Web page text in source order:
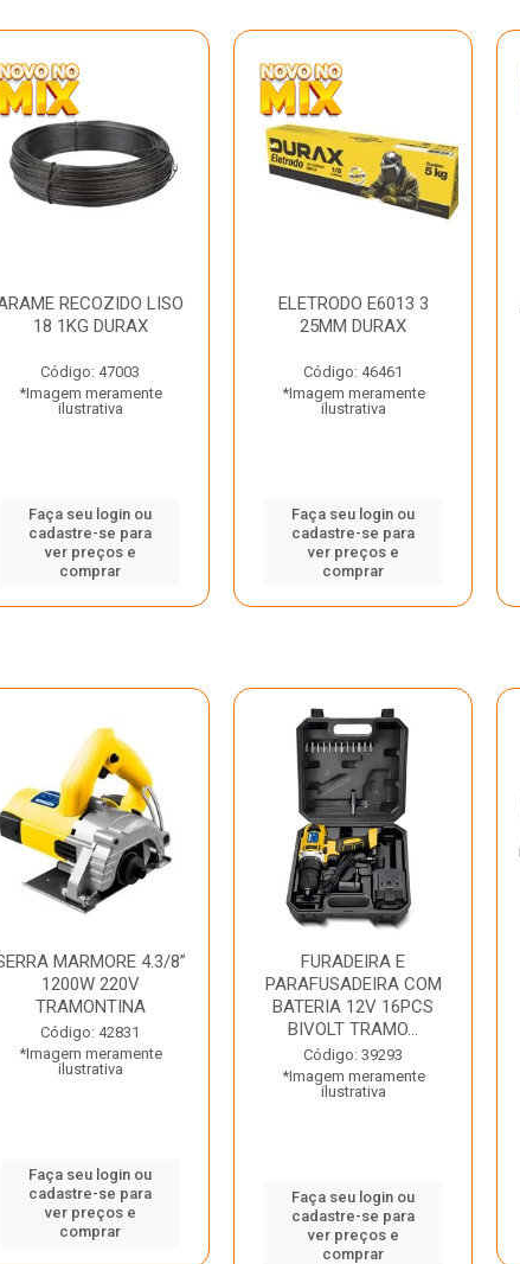
RECOZIDO LISO
18 1KG DURAX
Código: 47003
*Imagem meramente
ilustrativa
Faça seu login ou
cadastre-se para
ver preços e
comprar
ELETRODO E6013 3
25MM DURAX
Código: 46461
*Imagem meramente
ilustrativa
Faça seu login ou
cadastre-se para
ver preços e
comprar
MARMORE 4.3/8”
1200W 220V
TRAMONTINA
Código: 42831
*Imagem meramente
ilustrativa
Faça seu login ou
cadastre-se para
ver preços e
comprar
FURADEIRA E
PARAFUSADEIRA COM
BATERIA 12V 16PCS
BIVOLT TRAMO...
Código: 39293
*Imagem meramente
ilustrativa
Faça seu login ou
cadastre-se para
ver preços e
comprar